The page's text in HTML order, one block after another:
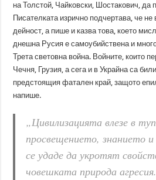
на Толстой, Чайковски, Шостакович, да
Писателката изрично подчертава, че не
дейност, а пише и казва това, което
днешна Русия е самоубийствена и
Трета световна война. Войните, които
Чечня, Грузия, а сега и в Украйна са
предстоящия фатален край, защото
напише.
„Цивилизацията влезе в
просвещението, знанието
се удаде да укротят
човешката природа